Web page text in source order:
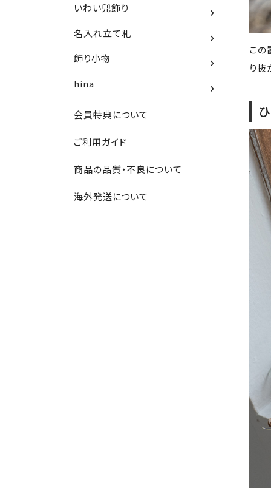
いわい兜飾り
名入れ立て札
飾り小物
hina
会員特典について
ご利用ガイド
商品の品質・不良について
海外発送について
この
り抜